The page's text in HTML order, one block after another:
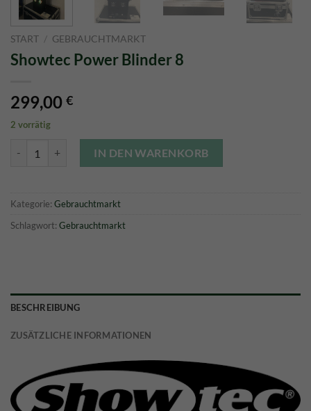
START / GEBRAUCHTMARKT
Showtec Power Blinder 8
299,00 €
2 vorrätig
IN DEN WARENKORB
Kategorie: Gebrauchtmarkt
Schlagwort: Gebrauchtmarkt
BESCHREIBUNG
ZUSÄTZLICHE INFORMATIONEN